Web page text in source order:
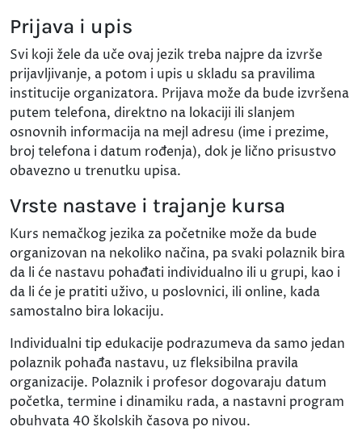
Prijava i upis
Svi koji žele da uče ovaj jezik treba najpre da izvrše
prijavljivanje, a potom i upis u skladu sa pravilima
institucije organizatora. Prijava može da bude izvršena
putem telefona, direktno na lokaciji ili slanjem
osnovnih informacija na mejl adresu (ime i prezime,
broj telefona i datum rođenja), dok je lično prisustvo
obavezno u trenutku upisa.
Vrste nastave i trajanje kursa
Kurs nemačkog jezika za početnike može da bude
organizovan na nekoliko načina, pa svaki polaznik bira
da li će nastavu pohađati individualno ili u grupi, kao i
da li će je pratiti uživo, u poslovnici, ili online, kada
samostalno bira lokaciju.
Individualni tip edukacije podrazumeva da samo jedan
polaznik pohađa nastavu, uz fleksibilna pravila
organizacije. Polaznik i profesor dogovaraju datum
početka, termine i dinamiku rada, a nastavni program
obuhvata 40 školskih časova po nivou.